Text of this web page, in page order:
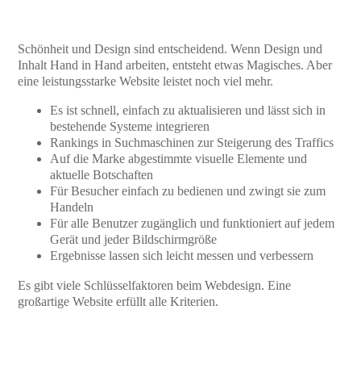
Schönheit und Design sind entscheidend. Wenn Design und
Inhalt Hand in Hand arbeiten, entsteht etwas Magisches. Aber
eine leistungsstarke Website leistet noch viel mehr.
Es ist schnell, einfach zu aktualisieren und lässt sich in
bestehende Systeme integrieren
Rankings in Suchmaschinen zur Steigerung des Traffics
Auf die Marke abgestimmte visuelle Elemente und
aktuelle Botschaften
Für Besucher einfach zu bedienen und zwingt sie zum
Handeln
Für alle Benutzer zugänglich und funktioniert auf jedem
Gerät und jeder Bildschirmgröße
Ergebnisse lassen sich leicht messen und verbessern
Es gibt viele Schlüsselfaktoren beim Webdesign. Eine
großartige Website erfüllt alle Kriterien.